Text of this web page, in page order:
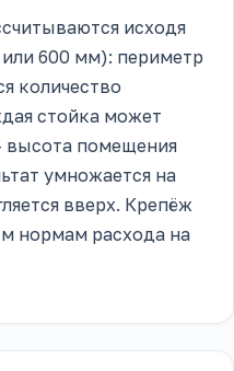
исходя
600 мм): периметр
количество
стойка может
высота помещения
умножается на
вверх. Крепёж
нормам расхода на